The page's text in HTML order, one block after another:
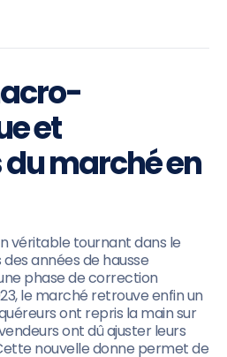
et
marché en
véritable tournant dans le
années de hausse
phase de correction
le marché retrouve enfin un
ont repris la main sur
ont dû ajuster leurs
nouvelle donne permet de